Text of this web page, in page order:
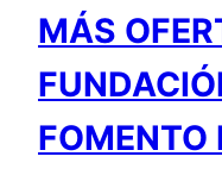
MÁS
FOMENTO